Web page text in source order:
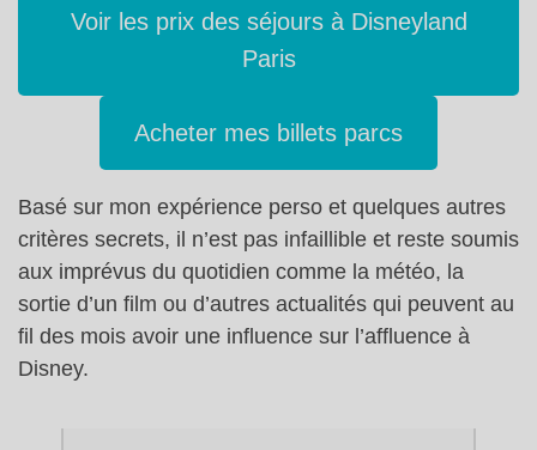
Voir les prix des séjours à Disneyland
Paris
Acheter mes billets parcs
Basé sur mon expérience perso et quelques autres
critères secrets, il n’est pas infaillible et reste soumis
aux imprévus du quotidien comme la météo, la
sortie d’un film ou d’autres actualités qui peuvent au
fil des mois avoir une influence sur l’affluence à
Disney.